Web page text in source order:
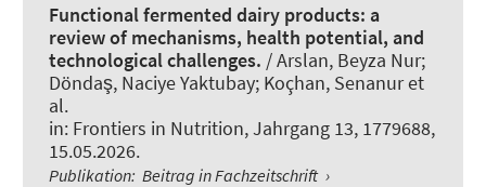
Functional fermented dairy products: a
review of mechanisms, health potential, and
technological challenges. / Arslan, Beyza Nur;
Döndaş, Naciye Yaktubay; Koçhan, Senanur et
al.
in: Frontiers in Nutrition, Jahrgang 13, 1779688,
15.05.2026.
Publikation: Beitrag in Fachzeitschrift ›